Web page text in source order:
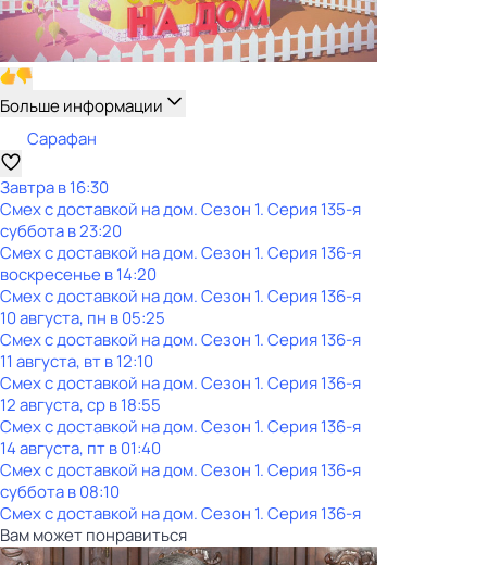
Больше информации
Сарафан
Завтра в 16:30
Смех с доставкой на дом. Сезон 1. Серия 135-я
субботав23:20
Смех с доставкой на дом. Сезон 1. Серия 136-я
воскресенье в14:20
Смех с доставкой на дом. Сезон 1. Серия 136-я
10 августа, пн в 05:25
Смех с доставкой на дом. Сезон 1. Серия 136-я
11 августа, вт в 12:10
Смех с доставкой на дом. Сезон 1. Серия 136-я
12 августа, ср в 18:55
Смех с доставкой на дом. Сезон 1. Серия 136-я
14 августа, пт в 01:40
Смех с доставкой на дом. Сезон 1. Серия 136-я
субботав08:10
Смех с доставкой на дом. Сезон 1. Серия 136-я
Вам может понравиться